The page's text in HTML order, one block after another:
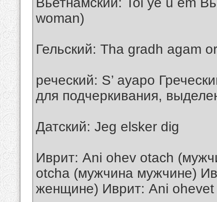
woman)
Гельский: Tha gradh agam
реческий: S’ ayapo
для подчеркивания,
Датский: Jeg elsker dig
Иврит: Ani ohev otach
otcha (мужчина мужчине)
женщине) Иврит: Ani